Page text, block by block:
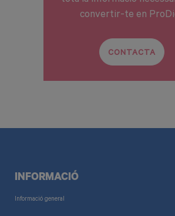
convertir-te en
CONTACTA
INFORMACIÓ
Informació general